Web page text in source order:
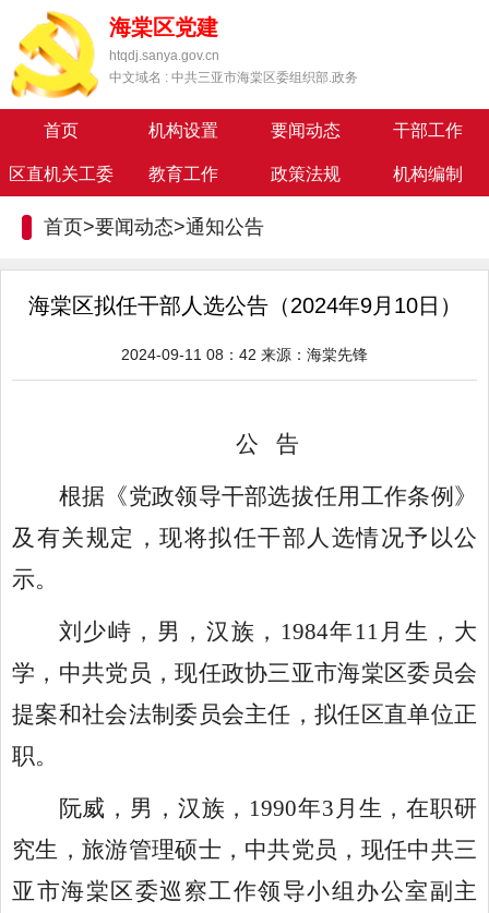
海棠区党建
htqdj.sanya.gov.cn
中文域名 : 中共三亚市海棠区委组织部.政务
首页 机构设置 要闻动态 干部工作
区直机关工委 教育工作 政策法规 机构编制
首页>要闻动态>通知公告
海棠区拟任干部人选公告（2024年9月10日）
2024-09-11 08：42 来源： 海棠先锋
公
告
根据《党政领导干部选拔任用工作条例》
及有关规定，现将拟任干部人选情况予以公
示。
刘少峙，男，汉族， 1984年11月生，大
学，中共党员，现任政协三亚市海棠区委员会
提案和社会法制委员会主任，拟任区直单位正
职。
阮威，男，汉族，1990年3月生，在职研
究生，旅游管理硕士，中共党员，现任中共三
亚市海棠区委巡察工作领导小组办公室副主